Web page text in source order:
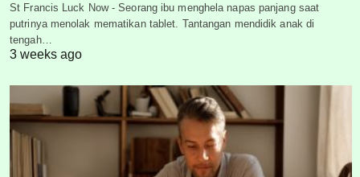
St Francis Luck Now - Seorang ibu menghela napas panjang saat
putrinya menolak mematikan tablet. Tantangan mendidik anak di
tengah…
3 weeks ago